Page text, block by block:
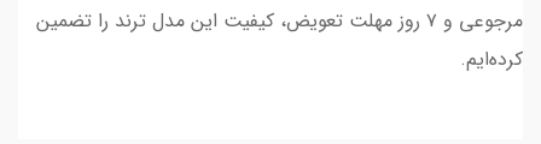
مرجوعی و ۷ روز مهلت تعویض، کیفیت این مدل ترند را تضمین
کرده‌ایم.